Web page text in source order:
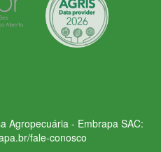
Agropecuária - Embrapa SAC:
fale-conosco